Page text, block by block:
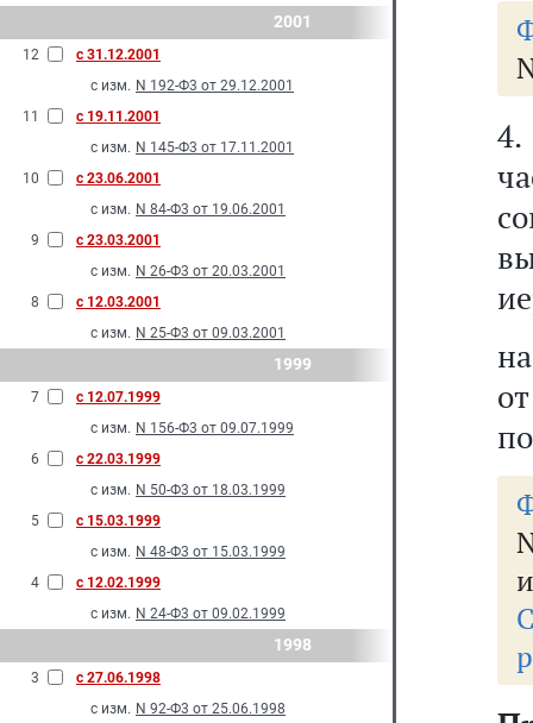
2001
12
с 31.12.2001
с изм. N 192-Ф3 от 29.12.2001
11
с 19.11.2001
с изм. N 145-Ф3 от 17.11.2001
10
с 23.06.2001
с изм. N 84-Ф3 от 19.06.2001
9
с 23.03.2001
с изм. N 26-Ф3 от 20.03.2001
8
с 12.03.2001
с изм. N 25-Ф3 от 09.03.2001
1999
7
с 12.07.1999
с изм. N 156-Ф3 от 09.07.1999
6
с 22.03.1999
с изм. N 50-Ф3 от 18.03.1999
5
с 15.03.1999
с изм. N 48-Ф3 от 15.03.1999
4
с 12.02.1999
с изм. N 24-Ф3 от 09.02.1999
1998
3
с 27.06.1998
с изм. N 92-Ф3 от 25.06.1998